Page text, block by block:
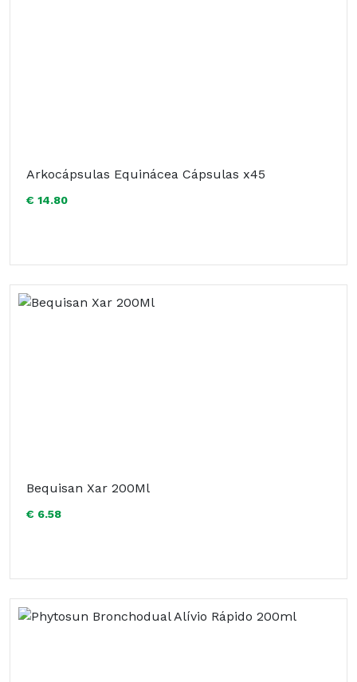
Arkocápsulas Equinácea Cápsulas x45
€ 14.80
Bequisan Xar 200Ml
€ 6.58